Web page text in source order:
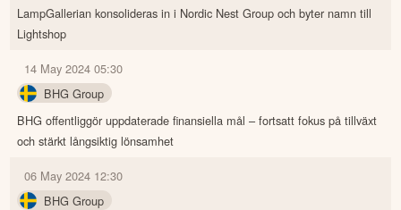
LampGallerian konsolideras in i Nordic Nest Group och byter namn till
Lightshop
14 May 2024 05:30
BHG Group
BHG offentliggör uppdaterade finansiella mål – fortsatt fokus på tillväxt
och stärkt långsiktig lönsamhet
06 May 2024 12:30
BHG Group